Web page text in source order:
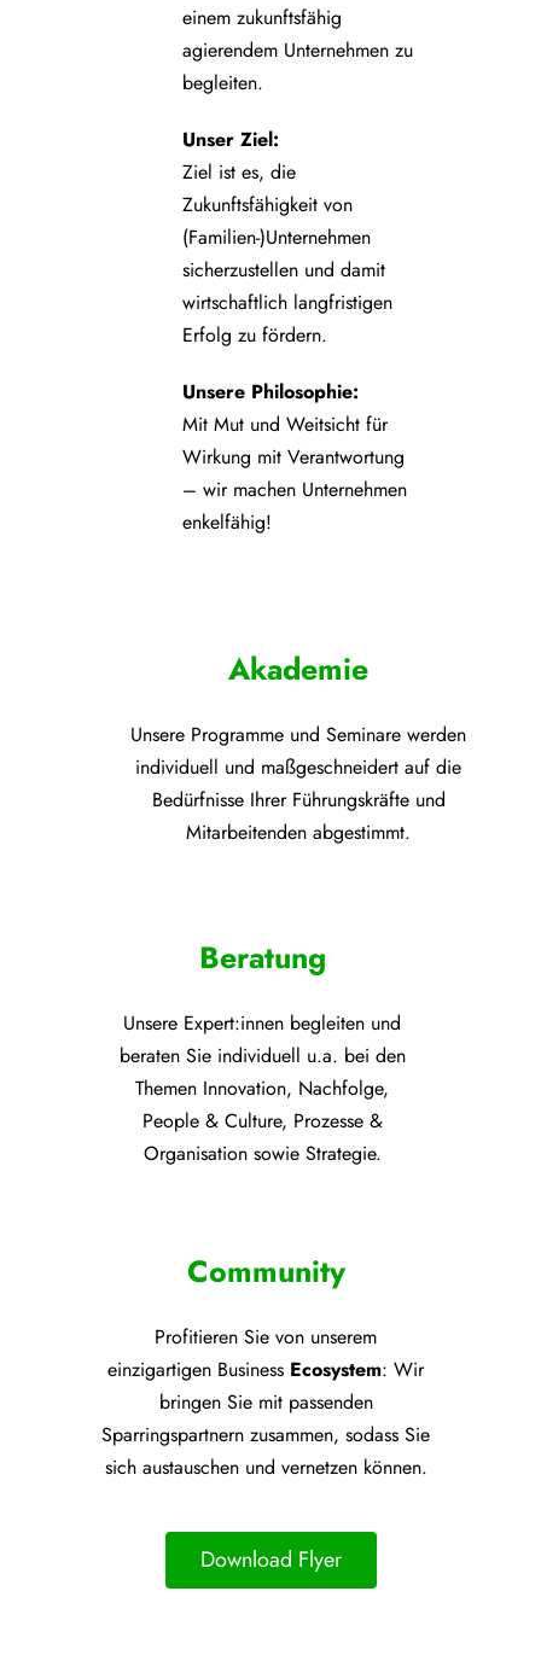
einem zukunftsfähig
agierendem Unternehmen zu
begleiten.
Unser Ziel:
Ziel ist es, die
Zukunftsfähigkeit von
(Familien-)Unternehmen
sicherzustellen und damit
wirtschaftlich langfristigen
Erfolg zu fördern.
Unsere Philosophie:
Mit Mut und Weitsicht für
Wirkung mit Verantwortung
– wir machen Unternehmen
enkelfähig!
Akademie
Unsere Programme und Seminare werden
individuell und maßgeschneidert auf die
Bedürfnisse Ihrer Führungskräfte und
Mitarbeitenden abgestimmt.
Beratung
Unsere Expert:innen begleiten und
beraten Sie individuell u.a. bei den
Themen Innovation, Nachfolge,
People & Culture, Prozesse &
Organisation sowie Strategie.
Community
Profitieren Sie von unserem
einzigartigen Business Ecosystem: Wir
bringen Sie mit passenden
Sparringspartnern zusammen, sodass Sie
sich austauschen und vernetzen können.
Download Flyer